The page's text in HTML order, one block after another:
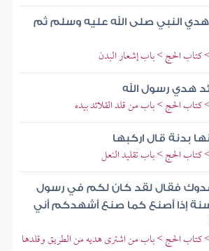
النبي صلى الله عليه وسلم ثم
الحج > باب إشعار البدن
هدي رسول الله
الحج > باب من قلد القلائد بيده
بدنة قال اركبها
الحج > باب تقليد النعل
فقال لقد كان لكم في رسول
إذا أصنع كما صنع أشهدكم أني
الحج > باب من اشترى هديه من الطريق وقلدها